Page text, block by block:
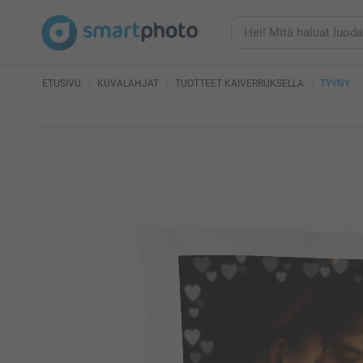
ETUSIVU KUVALAHJAT TUOTTEET KAIVERRUKSELLA TYYNY